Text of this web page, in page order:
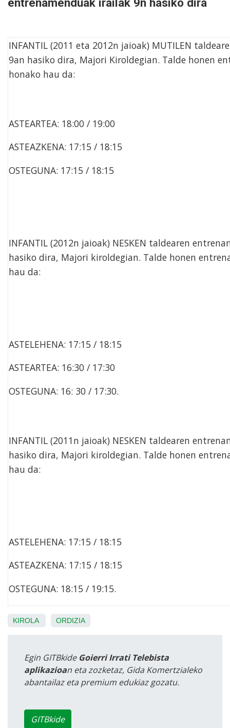
entrenamenduak irailak 9n hasiko dira
INFANTIL (2011 eta 2012n jaioak) MUTILEN
9an hasiko dira, Majori Kiroldegian. Talde honen
honako hau da:
ASTEARTEA: 18:00 / 19:00
ASTEAZKENA: 17:15 / 18:15
OSTEGUNA: 17:15 / 18:15
INFANTIL (2012n jaioak) NESKEN taldearen
hasiko dira, Majori kiroldegian. Talde honen
hau da:
ASTELEHENA: 17:15 / 18:15
ASTEARTEA: 16:30 / 17:30
OSTEGUNA: 16: 30 / 17:30.
INFANTIL (2011n jaioak) NESKEN taldearen
hasiko dira, Majori kiroldegian. Talde honen
hau da:
ASTELEHENA: 17:15 / 18:15
ASTEAZKENA: 17:15 / 18:15
OSTEGUNA: 18:15 / 19:15.
KIROLA ORDIZIA
Egin GITBkide Goierri Irrati Telebista
aplikazioan eta zozketaz, Gida Komertzialeko
abantailaz eta premium edukiaz gozatu.
GITBkide